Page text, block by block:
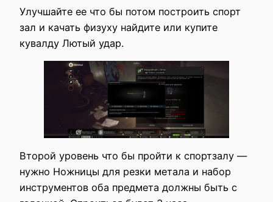
Улучшайте ее что бы потом построить спорт
зал и качать физуху найдите или купите
кувалду Лютый удар.
Второй уровень что бы пройти к спортзалу —
нужно Ножницы для резки метала и набор
инструментов оба предмета должны быть с